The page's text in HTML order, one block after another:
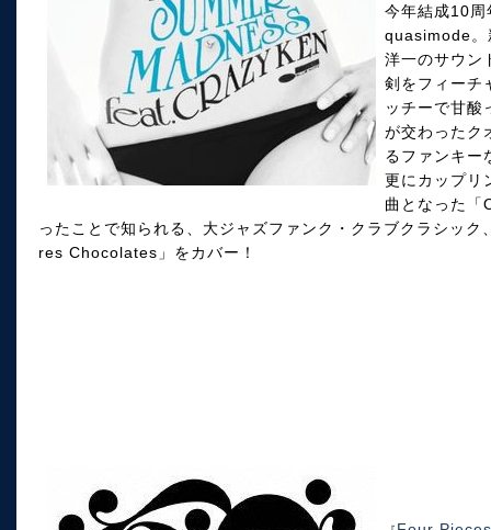
今年結成10周
quasimode。
洋一のサウン
剣をフィーチ
ッチーで甘酸
が交わったク
るファンキー
更にカップリ
曲となった「
ったことで知られる、大ジャズファンク・クラブクラシッ
res Chocolates」をカバー！